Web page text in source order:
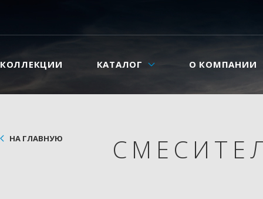
КОЛЛЕКЦИИ КАТАЛОГ О КОМПАНИИ
НА ГЛАВНУЮ